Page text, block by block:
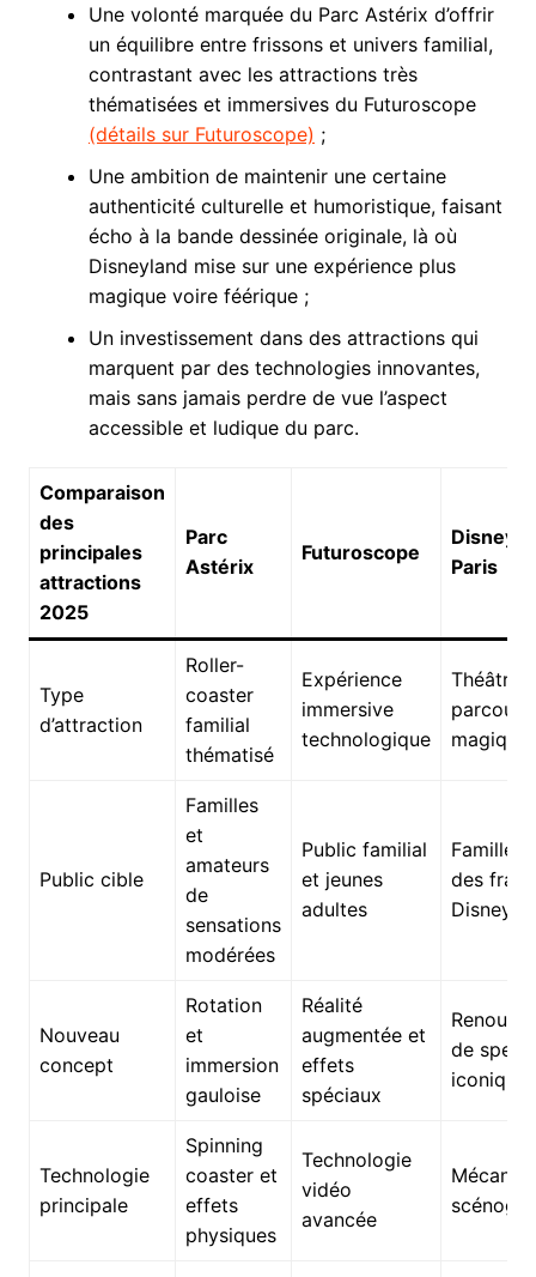
Une volonté marquée du Parc Astérix d’offrir
un équilibre entre frissons et univers familial,
contrastant avec les attractions très
thématisées et immersives du Futuroscope
(détails sur Futuroscope) ;
Une ambition de maintenir une certaine
authenticité culturelle et humoristique, faisant
écho à la bande dessinée originale, là où
Disneyland mise sur une expérience plus
magique voire féérique ;
Un investissement dans des attractions qui
marquent par des technologies innovantes,
mais sans jamais perdre de vue l’aspect
accessible et ludique du parc.
Comparaison
des
principales
attractions
2025
Parc
Astérix
Futuroscope
Paris
Type
d’attraction
Roller-
coaster
familial
thématisé
Expérience
immersive
technologique
Théâtre
parcours
magique
Public cible
Familles
et
amateurs
de
sensations
modérées
Public familial
et jeunes
adultes
Familles
des
Disney
Nouveau
concept
Rotation
et
immersion
gauloise
Réalité
augmentée et
effets
spéciaux
de
iconiques
Technologie
principale
Spinning
coaster et
effets
physiques
Technologie
vidéo
avancée